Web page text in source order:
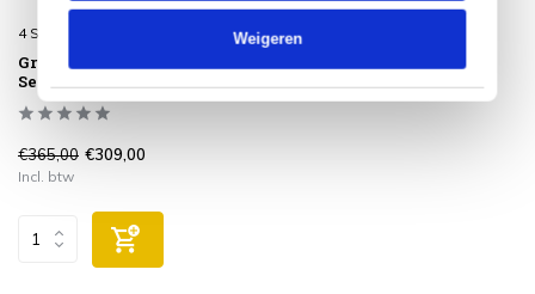
Weigeren
4 Seasons Outdoor
Grote Donut pebble 4-
Seasons Outdoor
€365,00 €309,00
Incl. btw